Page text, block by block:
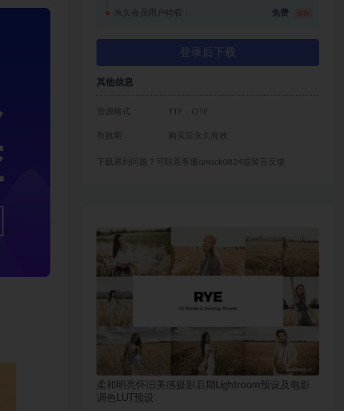
永久会员用户特权： 免费
登录后下载
其他信息
资源格式 TTF，OTF
有效期 购买后永久有效
下载遇到问题？可联系客服qmsck0824或留言反馈
柔和明亮怀旧美感摄影后期Lightroom预设及电影
调色LUT预设